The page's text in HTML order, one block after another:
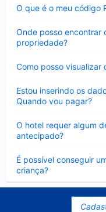
O que é o meu código
Onde posso encontrar
propriedade?
Como posso visualizar
Estou inserindo os
Quando vou pagar?
O hotel requer algum
antecipado?
É possível conseguir
criança?
Contraído